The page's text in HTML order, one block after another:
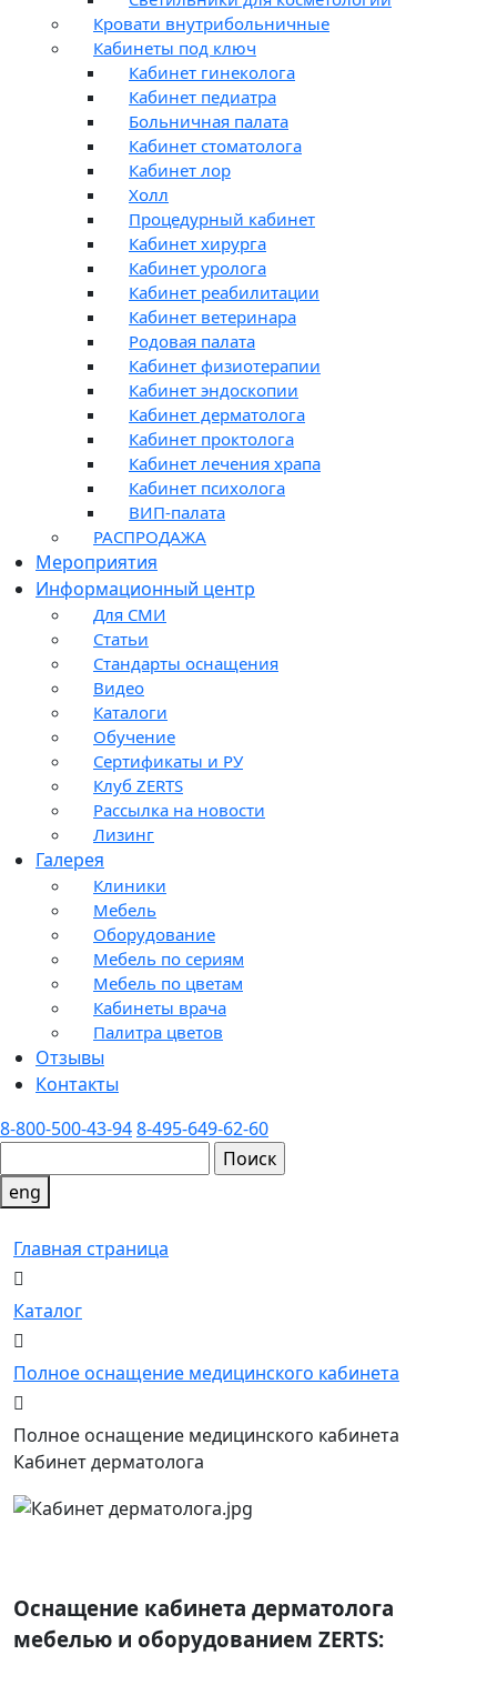
Кровати внутрибольничные
Кабинеты под ключ
Кабинет гинеколога
Кабинет педиатра
Больничная палата
Кабинет стоматолога
Кабинет лор
Холл
Процедурный кабинет
Кабинет хирурга
Кабинет уролога
Кабинет реабилитации
Кабинет ветеринара
Родовая палата
Кабинет физиотерапии
Кабинет эндоскопии
Кабинет дерматолога
Кабинет проктолога
Кабинет лечения храпа
Кабинет психолога
ВИП-палата
РАСПРОДАЖА
Мероприятия
Информационный центр
Для СМИ
Статьи
Стандарты оснащения
Видео
Каталоги
Обучение
Сертификаты и РУ
Клуб ZERTS
Рассылка на новости
Лизинг
Галерея
Клиники
Мебель
Оборудование
Мебель по сериям
Мебель по цветам
Кабинеты врача
Палитра цветов
Отзывы
Контакты
8-800-500-43-948-495-649-62-60
eng
Главная страница
Каталог
Полное оснащение медицинского кабинета
Полное оснащение медицинского кабинета
Кабинет дерматолога
Оснащение кабинета дерматолога
мебелью и оборудованием ZERTS: